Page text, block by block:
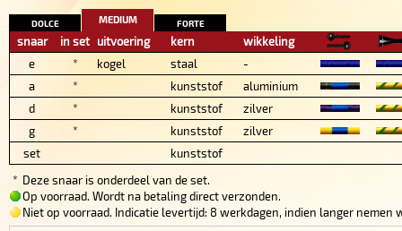
dolce medium forte
snaar in set uitvoering kern
wikkeling
e
* kogel staal
-
a
* kunststof
aluminium
d
* kunststof
zilver
g
* kunststof
zilver
set
kunststof
* Deze snaar is onderdeel van de set.
Op voorraad. Wordt na betaling direct verzonden.
Niet op voorraad. Indicatie levertijd: 8 werkdagen, indien langer nemen